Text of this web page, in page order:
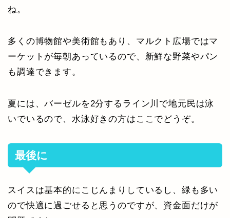
ね。
多くの博物館や美術館もあり、マルクト広場ではマ
ーケットが毎朝あっているので、新鮮な野菜やパン
も調達できます。
夏には、バーゼルを2分するライン川で地元民は泳
いでいるので、水泳好きの方はここでどうぞ。
最後に
スイスは基本的にこじんまりしているし、緑も多い
ので快適に過ごせると思うのですが、資金面だけが